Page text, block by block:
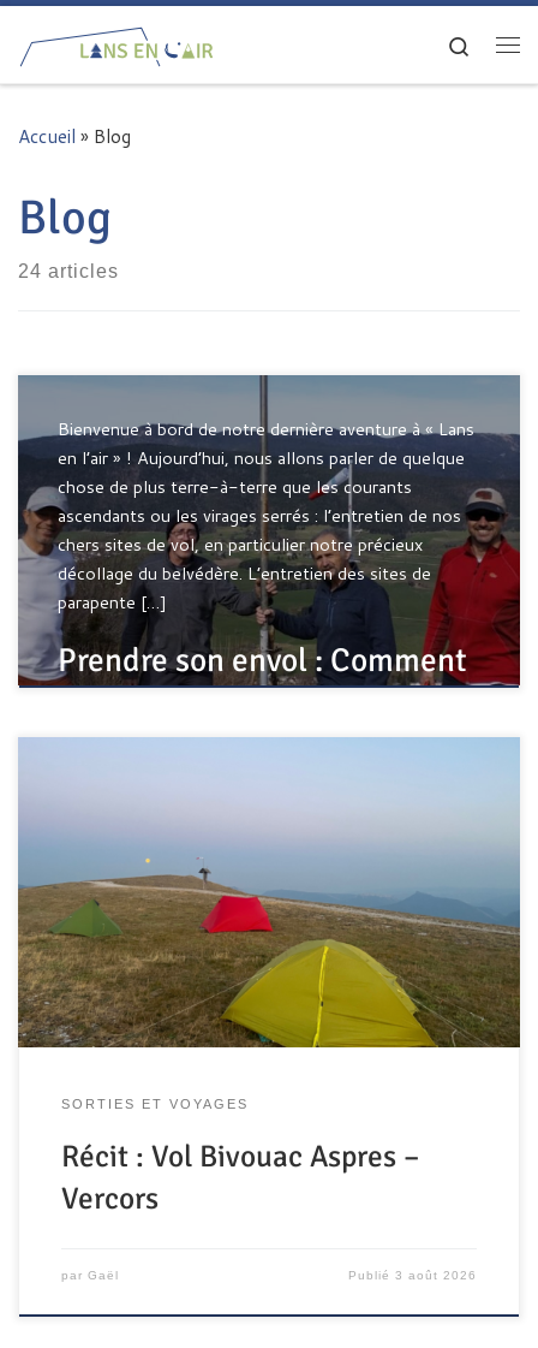
Passer au contenu Search
Accueil » Blog
Blog
24 articles
Bienvenue à bord de notre dernière aventure à « Lans
en l’air » ! Aujourd’hui, nous allons parler de quelque
chose de plus terre-à-terre que les courants
ascendants ou les virages serrés : l’entretien de nos
chers sites de vol, en particulier notre précieux
décollage du belvédère. L’entretien des sites de
parapente […]
Prendre son envol : Comment
pour avoir plus de détails sur leur périple Quatre membres
du club s’étaient inscrits à la Transpyr, organisée par
Soarings. La veille du départ, nous apprenons l’annulation
de […]
SORTIES ET VOYAGES
Récit : Vol Bivouac Aspres –
Vercors
par Gaël Publié3 août 2026